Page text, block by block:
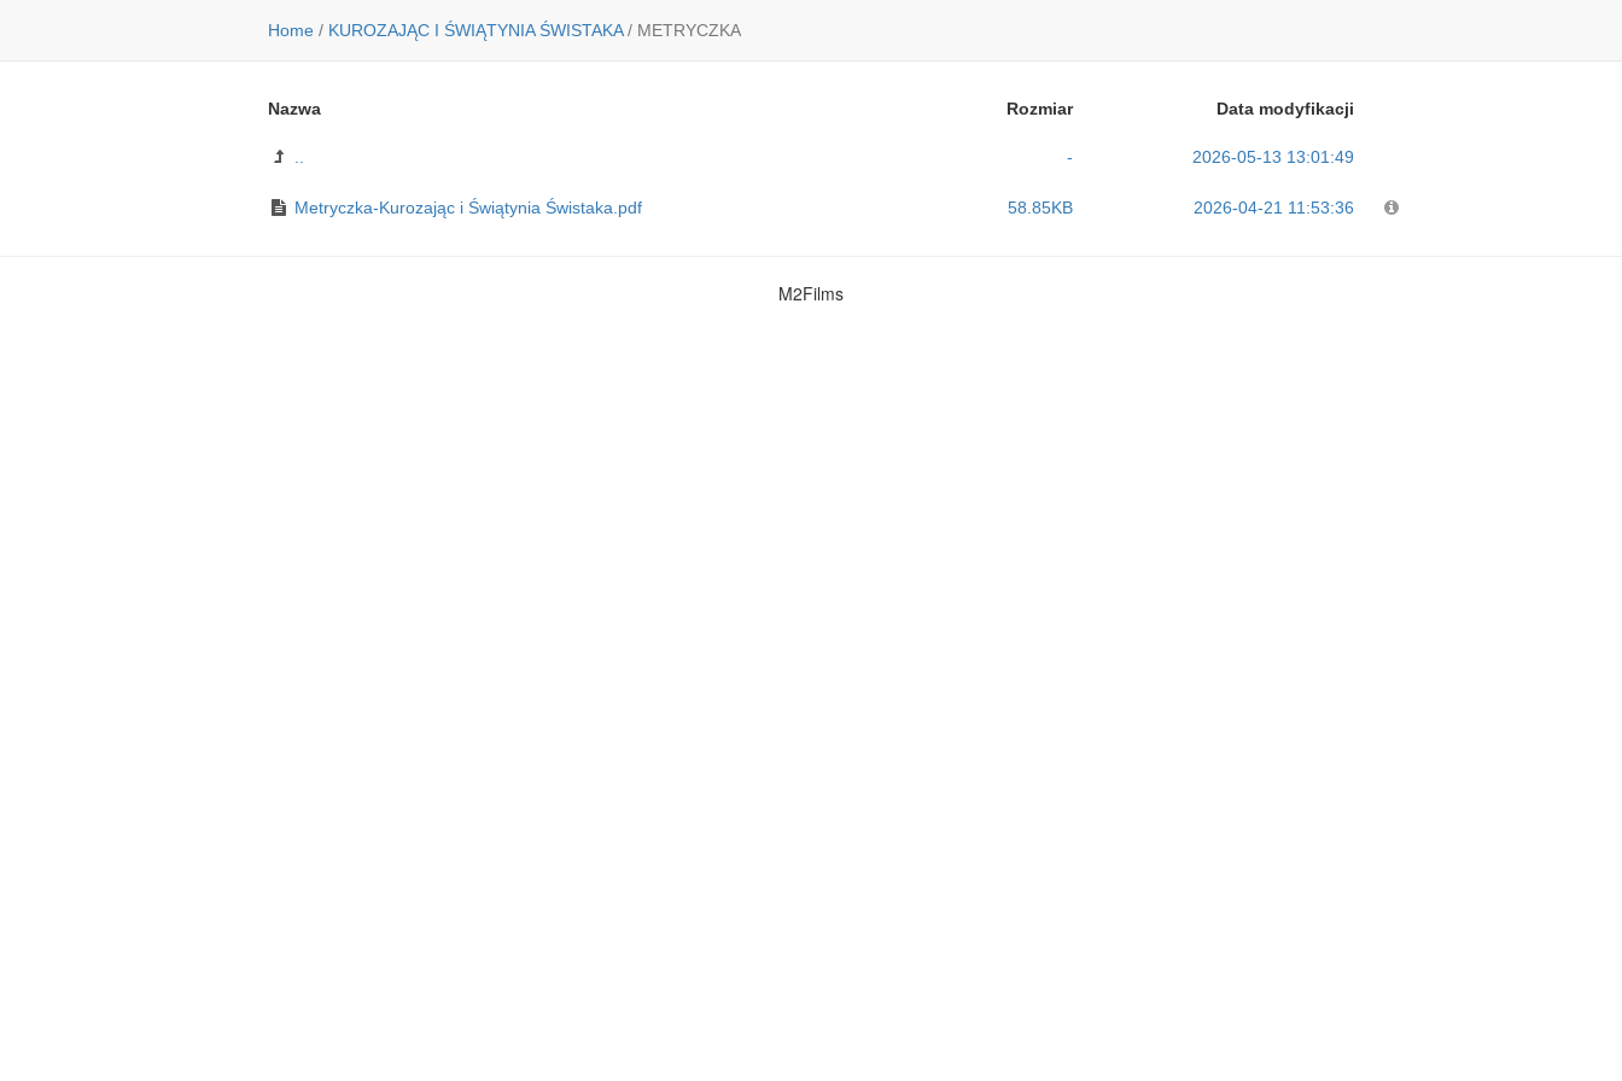
Home / KUROZAJĄC I ŚWIĄTYNIA ŚWISTAKA / METRYCZKA
Nazwa Rozmiar Data modyfikacji
- 2026-05-13 13:01:49
Metryczka-Kurozając i Świątynia Świstaka.pdf 58.85KB 2026-04-21 11:53:36
M2Films